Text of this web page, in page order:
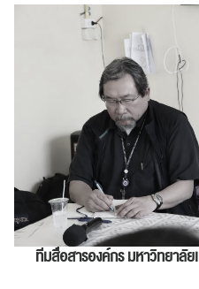
ทีมสื่อสารองค์กรมหาวิทยาลัย